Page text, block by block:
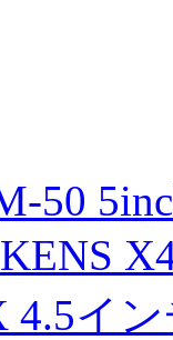
50
4.5イ